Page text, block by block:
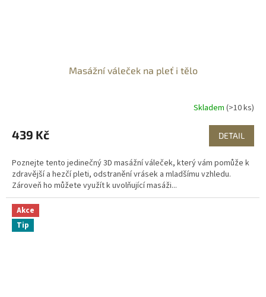
Masážní váleček na pleť i tělo
Skladem (>10 ks)
439 Kč DETAIL
Poznejte tento jedinečný 3D masážní váleček, který vám pomůže k
zdravější a hezčí pleti, odstranění vrásek a mladšímu vzhledu.
Zároveň ho můžete využít k uvolňující masáži...
Akce
Tip